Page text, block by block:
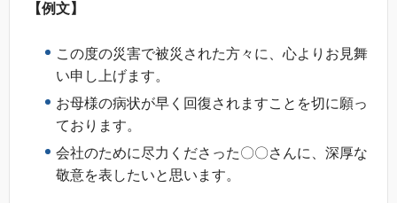
【例文】
この度の災害で被災された方々に、心よりお見舞
い申し上げます。
お母様の病状が早く回復されますことを切に願っ
ております。
会社のために尽力くださった〇〇さんに、深厚な
敬意を表したいと思います。